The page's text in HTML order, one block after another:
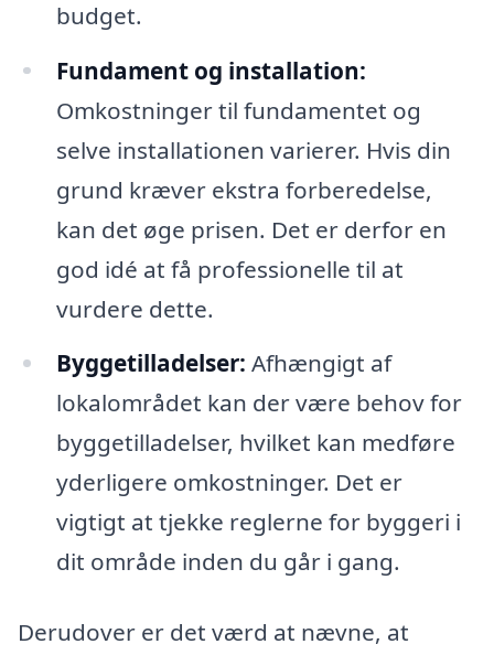
budget.
Fundament og installation:
Omkostninger til fundamentet og
selve installationen varierer. Hvis din
grund kræver ekstra forberedelse,
kan det øge prisen. Det er derfor en
god idé at få professionelle til at
vurdere dette.
Byggetilladelser: Afhængigt af
lokalområdet kan der være behov for
byggetilladelser, hvilket kan medføre
yderligere omkostninger. Det er
vigtigt at tjekke reglerne for byggeri i
dit område inden du går i gang.
Derudover er det værd at nævne, at